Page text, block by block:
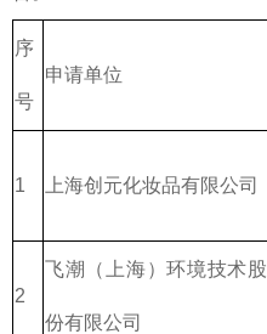
序
号
申请单位
1 上海创元化妆品有限公司
2
飞潮（上海）环境技术股
份有限公司